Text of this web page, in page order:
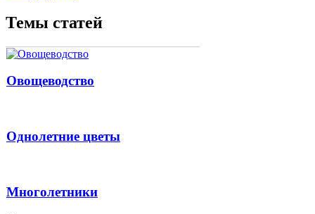
Темы статей
Овощеводство
Однолетние цветы
Многолетники